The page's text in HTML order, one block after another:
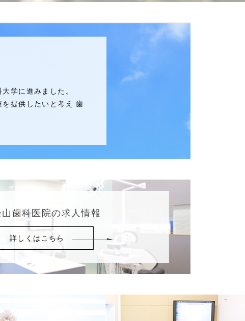
学に進みました。
提供したいと考え 歯
山歯科医院の求人情報
詳しくはこちら